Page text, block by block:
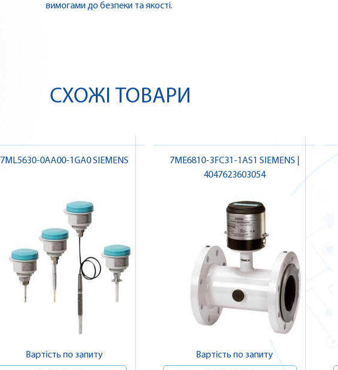
вимогами до безпеки та якості.
СХОЖІ ТОВАРИ
7ML5630-0AA00-1GA0 SIEMENS
Вартість по запиту
7ME6810-3FC31-1AS1 SIEMENS |
4047623603054
Вартість по запиту